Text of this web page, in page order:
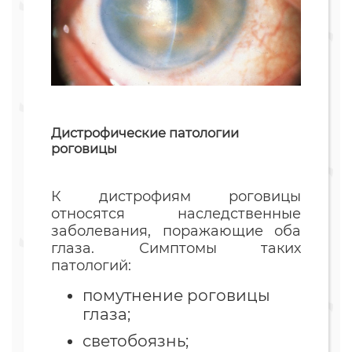
Дистрофические патологии
роговицы
К дистрофиям роговицы
относятся наследственные
заболевания, поражающие оба
глаза. Симптомы таких
патологий:
помутнение роговицы
глаза;
светобоязнь;